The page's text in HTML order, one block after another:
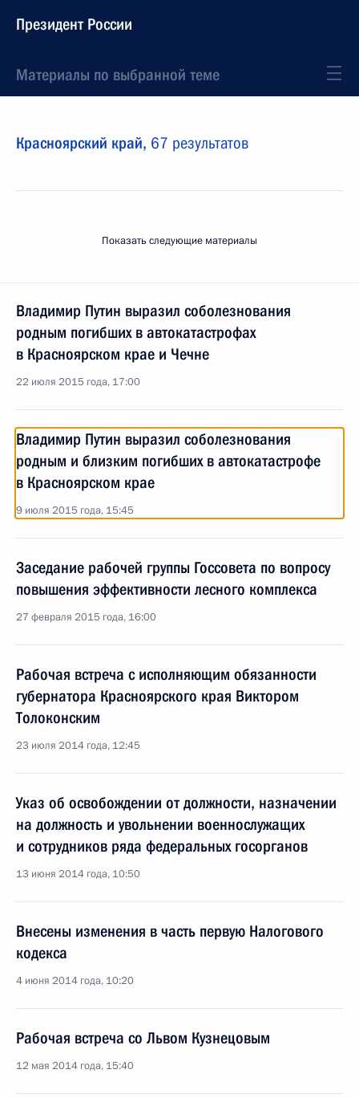
Президент России
Материалы по выбранной теме
Красноярский край, 67 результатов
Показать следующие материалы
Владимир Путин выразил соболезнования
родным погибших в автокатастрофах
в Красноярском крае и Чечне
22 июля 2015 года, 17:00
Владимир Путин выразил соболезнования
родным и близким погибших в автокатастрофе
в Красноярском крае
9 июля 2015 года, 15:45
Заседание рабочей группы Госсовета по вопросу
повышения эффективности лесного комплекса
27 февраля 2015 года, 16:00
Рабочая встреча с исполняющим обязанности
губернатора Красноярского края Виктором
Толоконским
23 июля 2014 года, 12:45
Указ об освобождении от должности, назначении
на должность и увольнении военнослужащих
и сотрудников ряда федеральных госорганов
13 июня 2014 года, 10:50
Внесены изменения в часть первую Налогового
кодекса
4 июня 2014 года, 10:20
Рабочая встреча со Львом Кузнецовым
12 мая 2014 года, 15:40